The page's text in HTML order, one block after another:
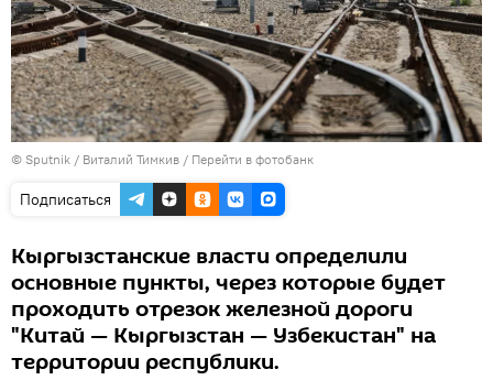
© Sputnik / Виталий Тимкив / Перейти в фотобанк
Подписаться
Кыргызстанские власти определили
основные пункты, через которые будет
проходить отрезок железной дороги
"Китай — Кыргызстан — Узбекистан" на
территории республики.